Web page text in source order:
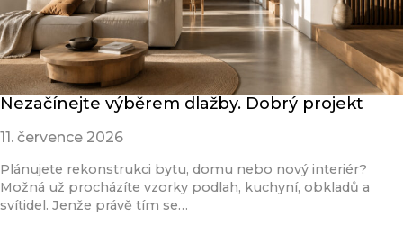
Nezačínejte výběrem dlažby. Dobrý projekt
11. července 2026
Plánujete rekonstrukci bytu, domu nebo nový interiér?
Možná už procházíte vzorky podlah, kuchyní, obkladů a
svítidel. Jenže právě tím se…